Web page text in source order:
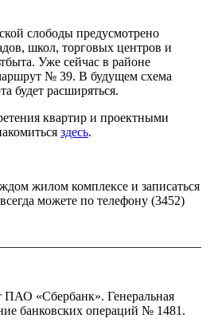
слободы предусмотрено
школ, торговых центров и
Уже сейчас в районе
№ 39. В будущем схема
будет расширяться.
квартир и проектными
здесь.
жилом комплексе и записаться
можете по телефону (3452)
ПАО «Сбербанк». Генеральная
банковских операций № 1481.